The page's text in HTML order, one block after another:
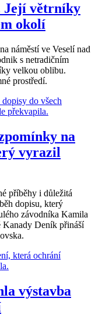
Její větrníky
okolí
náměstí ve Veselí nad
s netradičním
velkou oblibu.
prostředí.
na
vyrazil
příběhy i důležitá
dopisu, který
závodníka Kamila
Kanady Deník přináší
výstavba